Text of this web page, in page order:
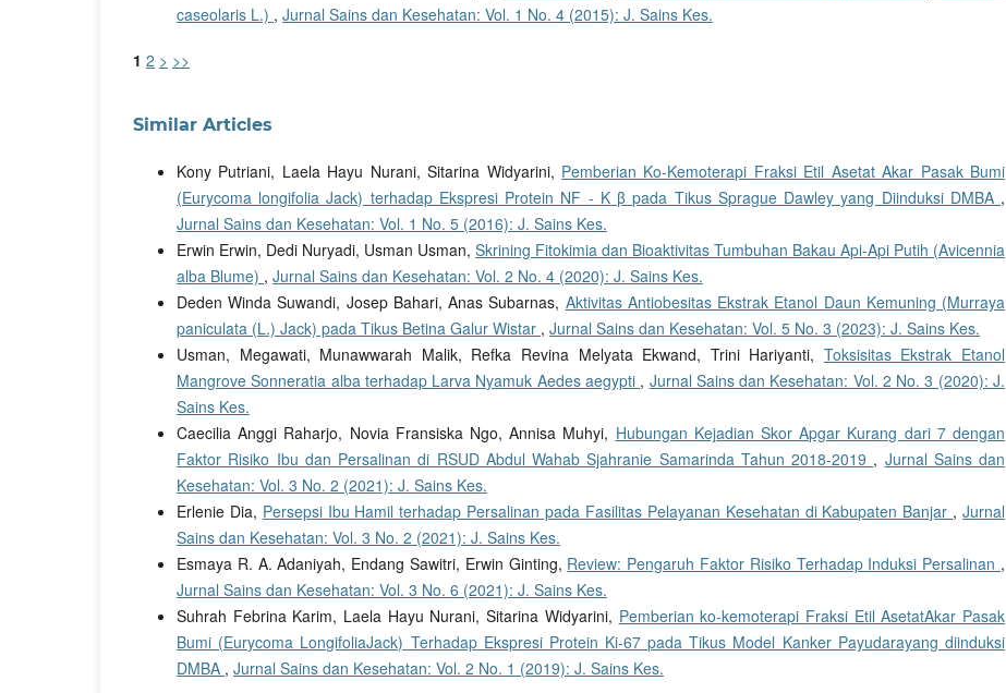
caseolaris L.) , Jurnal Sains dan Kesehatan: Vol. 1 No. 4 (2015): J. Sains Kes.
1 2 > >>
Similar Articles
Kony Putriani, Laela Hayu Nurani, Sitarina Widyarini, Pemberian Ko-Kemoterapi Fraksi Etil Asetat Akar Pasak Bumi
(Eurycoma longifolia Jack) terhadap Ekspresi Protein NF - K β pada Tikus Sprague Dawley yang Diinduksi DMBA ,
Jurnal Sains dan Kesehatan: Vol. 1 No. 5 (2016): J. Sains Kes.
Erwin Erwin, Dedi Nuryadi, Usman Usman, Skrining Fitokimia dan Bioaktivitas Tumbuhan Bakau Api-Api Putih (Avicennia
alba Blume) , Jurnal Sains dan Kesehatan: Vol. 2 No. 4 (2020): J. Sains Kes.
Deden Winda Suwandi, Josep Bahari, Anas Subarnas, Aktivitas Antiobesitas Ekstrak Etanol Daun Kemuning (Murraya
paniculata (L.) Jack) pada Tikus Betina Galur Wistar , Jurnal Sains dan Kesehatan: Vol. 5 No. 3 (2023): J. Sains Kes.
Usman, Megawati, Munawwarah Malik, Refka Revina Melyata Ekwand, Trini Hariyanti, Toksisitas Ekstrak Etanol
Mangrove Sonneratia alba terhadap Larva Nyamuk Aedes aegypti , Jurnal Sains dan Kesehatan: Vol. 2 No. 3 (2020): J.
Sains Kes.
Caecilia Anggi Raharjo, Novia Fransiska Ngo, Annisa Muhyi, Hubungan Kejadian Skor Apgar Kurang dari 7 dengan
Faktor Risiko Ibu dan Persalinan di RSUD Abdul Wahab Sjahranie Samarinda Tahun 2018-2019 , Jurnal Sains dan
Kesehatan: Vol. 3 No. 2 (2021): J. Sains Kes.
Erlenie Dia, Persepsi Ibu Hamil terhadap Persalinan pada Fasilitas Pelayanan Kesehatan di Kabupaten Banjar ,Jurnal
Sains dan Kesehatan: Vol. 3 No. 2 (2021): J. Sains Kes.
Esmaya R. A. Adaniyah, Endang Sawitri, Erwin Ginting, Review: Pengaruh Faktor Risiko Terhadap Induksi Persalinan ,
Jurnal Sains dan Kesehatan: Vol. 3 No. 6 (2021): J. Sains Kes.
Suhrah Febrina Karim, Laela Hayu Nurani, Sitarina Widyarini, Pemberian ko-kemoterapi Fraksi Etil AsetatAkar Pasak
Bumi (Eurycoma LongifoliaJack) Terhadap Ekspresi Protein Ki-67 pada Tikus Model Kanker Payudarayang diinduksi
DMBA , Jurnal Sains dan Kesehatan: Vol. 2 No. 1 (2019): J. Sains Kes.